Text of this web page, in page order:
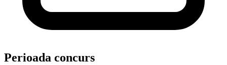
Perioada concurs